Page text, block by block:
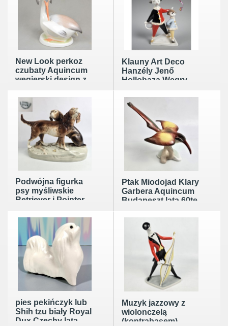
New Look perkoz
czubaty Aquincum
węgierski design z
Klauny Art Deco
Hanzély Jenő
Hollohaza Węgry
Podwójna figurka
psy myśliwskie
Retriever i Pointer
Art Nouveau z
połowy XXw
Ptak Miodojad Klary
Garbera Aquincum
Budapeszt lata 60te
pies pekińczyk lub
Shih tzu biały Royal
Dux Czechy lata
Muzyk jazzowy z
wiolonczelą
(kontrabasem),